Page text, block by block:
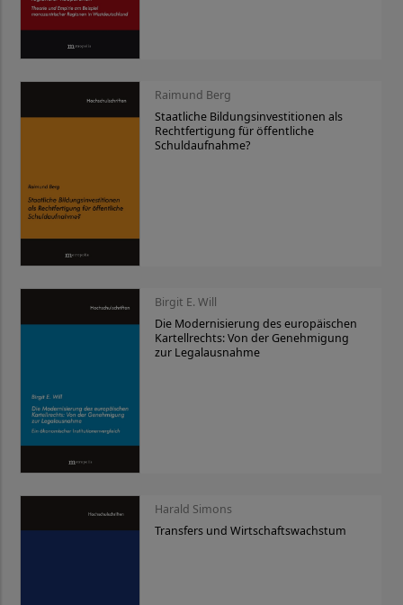
Raimund Berg
Staatliche Bildungsinvestitionen als
Rechtfertigung für öffentliche
Schuldaufnahme?
Birgit E. Will
Die Modernisierung des europäischen
Kartellrechts: Von der Genehmigung
zur Legalausnahme
Harald Simons
Transfers und Wirtschaftswachstum